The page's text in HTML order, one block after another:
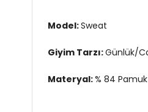
Model:Sweat
Giyim Tarzı:Günlük/
Materyal:% 84